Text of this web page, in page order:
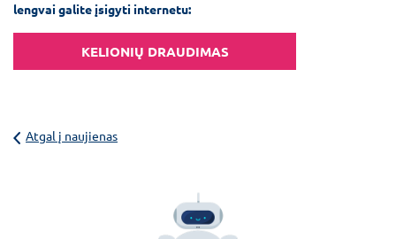
lengvai galite įsigyti internetu:
KELIONIŲ DRAUDIMAS
Atgal į naujienas